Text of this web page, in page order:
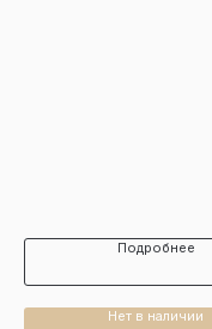
Подробнее
Нет в наличии